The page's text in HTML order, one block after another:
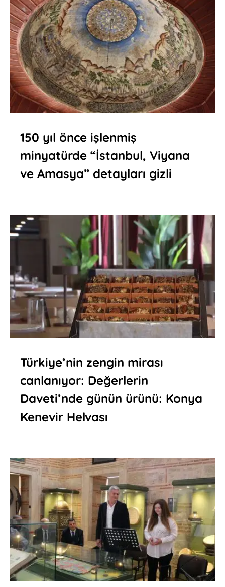
150 yıl önce işlenmiş
minyatürde “İstanbul, Viyana
ve Amasya” detayları gizli
Türkiye’nin zengin mirası
canlanıyor: Değerlerin
Daveti’nde günün ürünü: Konya
Kenevir Helvası